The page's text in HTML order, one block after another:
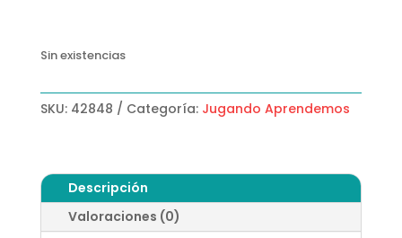
Sin existencias
SKU: 42848 Categoría: Jugando Aprendemos
Descripción
Valoraciones (0)